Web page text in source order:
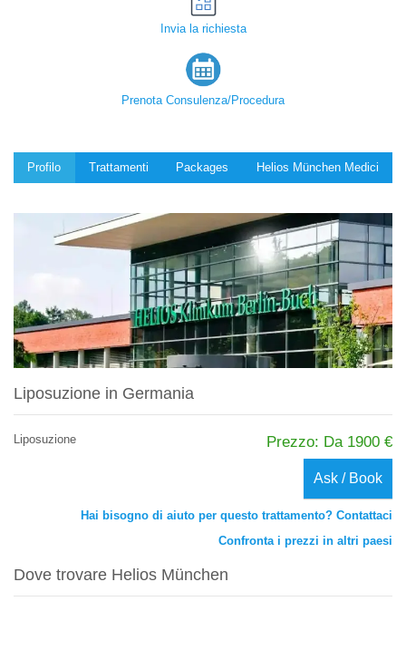
Invia la richiesta
Prenota Consulenza/Procedura
Profilo
Liposuzione in Germania
Liposuzione Prezzo: Da 1900 €
Ask / Book
Hai bisogno di aiuto per questo trattamento? Contattaci
Confronta i prezzi in altri paesi
Dove trovare Helios München
Trattamenti Packages Helios München Medici